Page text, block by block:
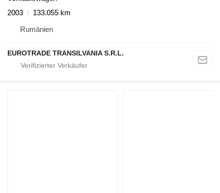
2003
133.055 km
Rumänien
EUROTRADE TRANSILVANIA S.R.L.